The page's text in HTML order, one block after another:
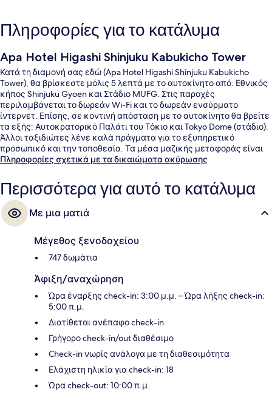
Πληροφορίες για το κατάλυμα
Apa Hotel Higashi Shinjuku Kabukicho Tower
Κατά τη διαμονή σας εδώ (Apa Hotel Higashi Shinjuku Kabukicho
Tower), θα βρίσκεστε μόλις 5 λεπτά με το αυτοκίνητο από: Εθνικός
κήπος Shinjuku Gyoen και Στάδιο MUFG. Στις παροχές
περιλαμβάνεται το δωρεάν Wi-Fi και το δωρεάν ενσύρματο
ίντερνετ. Επίσης, σε κοντινή απόσταση με το αυτοκίνητο θα βρείτε
τα εξής: Αυτοκρατορικό Παλάτι του Τόκιο και Tokyo Dome (στάδιο).
Άλλοι ταξιδιώτες λένε καλά πράγματα για το εξυπηρετικό
προσωπικό και την τοποθεσία. Τα μέσα μαζικής μεταφοράς είναι
σε πολύ κοντινή απόσταση με τα πόδια: το σημείο επιβίβασης
σημείο επιβίβασης Σταθμός Shinjuku-sanchome βρίσκεται σε
απόσταση 8 λεπτών.
Πληροφορίες σχετικά με τα δικαιώματα ακύρωσης
Περισσότερα για αυτό το κατάλυμα
Με μια ματιά
Μέγεθος ξενοδοχείου
747 δωμάτια
Άφιξη/αναχώρηση
Ώρα έναρξης check-in: 3:00 μ.μ. – Ώρα λήξης check-in:
5:00 π.μ.
Διατίθεται ανέπαφο check-in
Γρήγορο check-in/out διαθέσιμο
Check-in νωρίς ανάλογα με τη διαθεσιμότητα
Ελάχιστη ηλικία για check-in: 18
Ώρα check-out: 10:00 π.μ.